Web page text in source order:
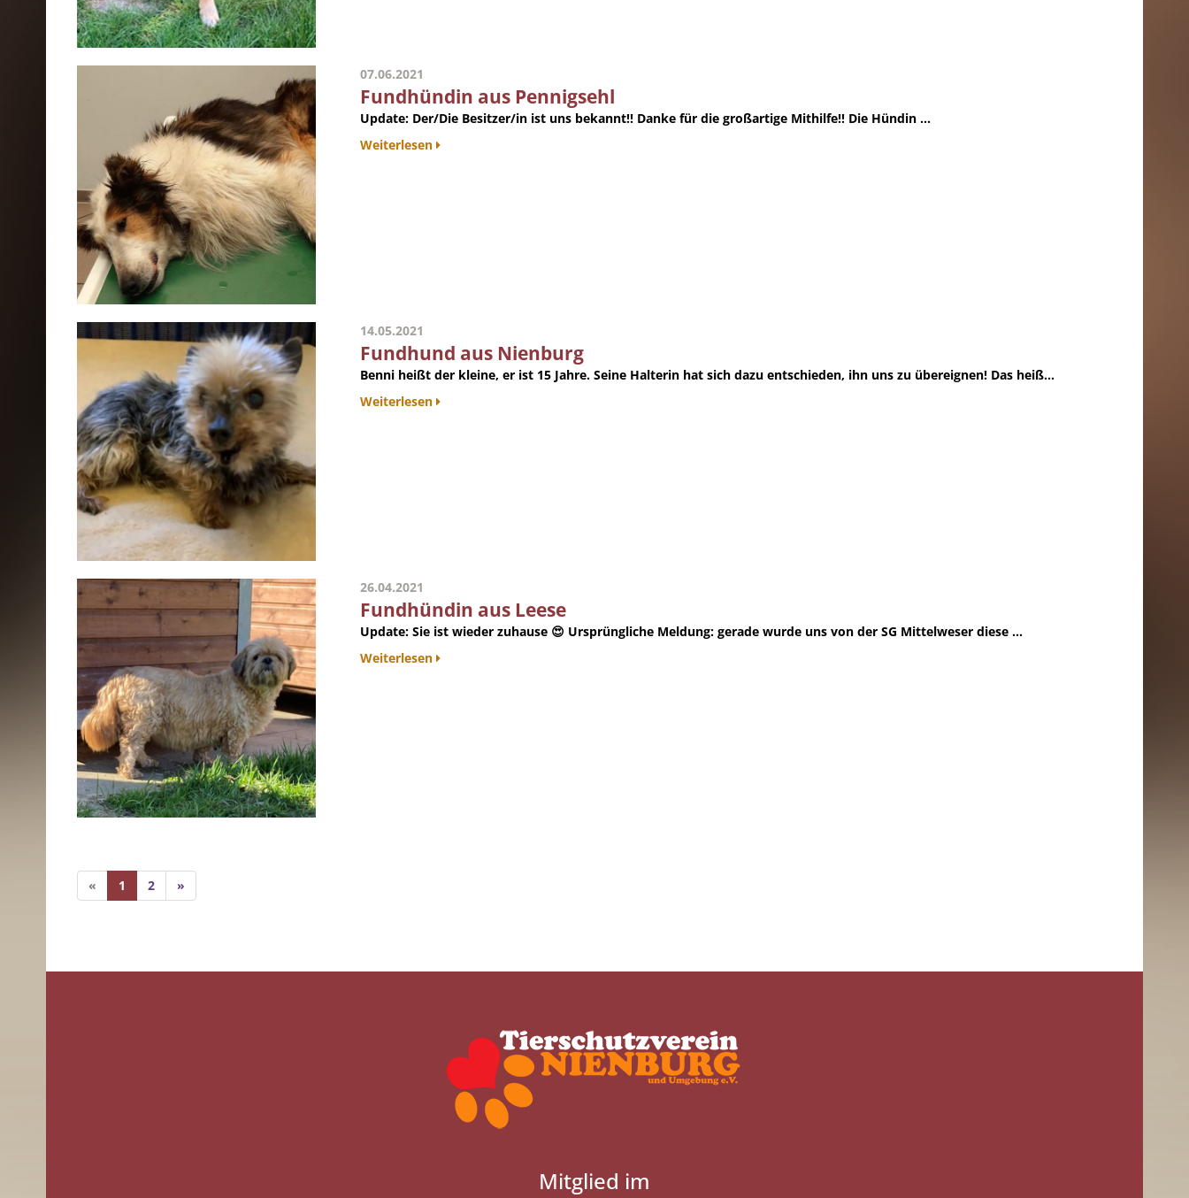
07.06.2021
Fundhündin aus Pennigsehl
Update: Der/Die Besitzer/in ist uns bekannt!! Danke für die großartige Mithilfe!! Die Hündin ...
Weiterlesen
14.05.2021
Fundhund aus Nienburg
Benni heißt der kleine, er ist 15 Jahre. Seine Halterin hat sich dazu entschieden, ihn uns zu übereignen! Das heiß...
Weiterlesen
26.04.2021
Fundhündin aus Leese
Update: Sie ist wieder zuhause 😍 Ursprüngliche Meldung: gerade wurde uns von der SG Mittelweser diese ...
Weiterlesen
« 1 2 »
Mitglied im